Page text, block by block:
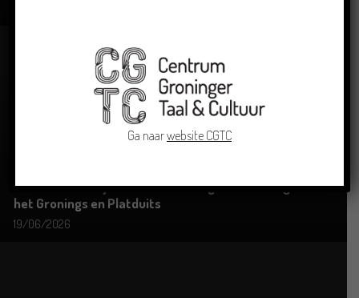
Grensoverschrijdende uitwisseling in Oldenburg rond
het Gronings en Platduits
19/06/2026
Ga naarwebsite CGTC